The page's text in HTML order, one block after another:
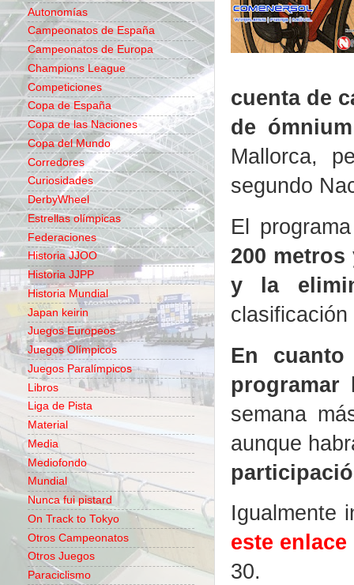
cuenta de
de
Mallorca,
segundo
El
200
y la
En
programar
semana
aunque
Igualmente
este enlace
30.
Autonomías
Campeonatos de España
Campeonatos de Europa
Champions League
Competiciones
Copa de España
Copa de las Naciones
Copa del Mundo
Corredores
Curiosidades
DerbyWheel
Estrellas olímpicas
Federaciones
Historia JJOO
Historia JJPP
Historia Mundial
Japan keirin
Juegos Europeos
Juegos Olímpicos
Juegos Paralímpicos
Libros
Liga de Pista
Material
Media
Mediofondo
Mundial
Nunca fui pistard
On Track to Tokyo
Otros Campeonatos
Otros Juegos
Paraciclismo